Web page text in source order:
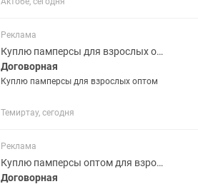
ка размер от 6000тг, Л ка размер от
только на напишите....
Реклама
Куплю памперсы для взрослых оптом
Договорная
Куплю памперсы для взрослых оптом
Темиртау, сегодня
Реклама
Куплю памперсы оптом для взрослых
Договорная